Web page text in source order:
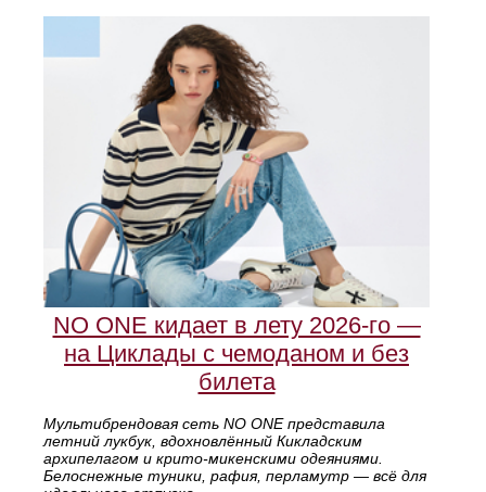
NO ONE кидает в лету 2026-го —
на Циклады с чемоданом и без
билета
Мультибрендовая сеть NO ONE представила
летний лукбук, вдохновлённый Кикладским
архипелагом и крито-микенскими одеяниями.
Белоснежные туники, рафия, перламутр — всё для